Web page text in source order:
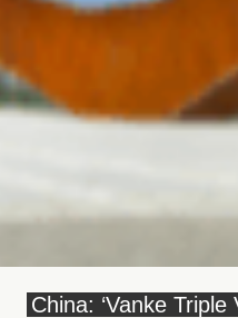
China: ‘Vanke Triple